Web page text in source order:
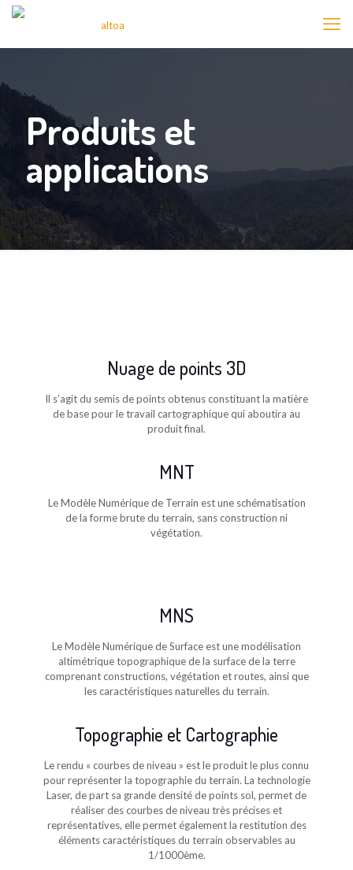
Produits et
applications
Nuage de points 3D
Il s’agit du semis de points obtenus constituant la matière
de base pour le travail cartographique qui aboutira au
produit final.
MNT
Le Modèle Numérique de Terrain est une schématisation
de la forme brute du terrain, sans construction ni
végétation.
MNS
Le Modèle Numérique de Surface est une modélisation
altimétrique topographique de la surface de la terre
comprenant constructions, végétation et routes, ainsi que
les caractéristiques naturelles du terrain.
Topographie et Cartographie
Le rendu « courbes de niveau » est le produit le plus connu
pour représenter la topographie du terrain. La technologie
Laser, de part sa grande densité de points sol, permet de
réaliser des courbes de niveau très précises et
représentatives, elle permet également la restitution des
éléments caractéristiques du terrain observables au
1/1000ème.